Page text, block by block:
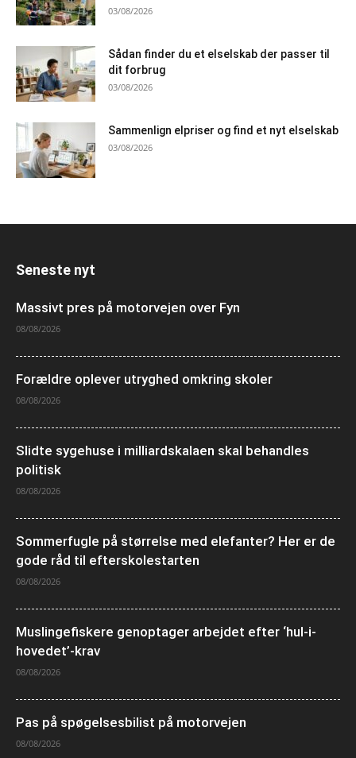
03/08/2026
Sådan finder du et elselskab der passer til
dit forbrug
03/08/2026
Sammenlign elpriser og find et nyt elselskab
03/08/2026
Seneste nyt
Massivt pres på motorvejen over Fyn
08/08/2026
Forældre oplever utryghed omkring skoler
08/08/2026
Slidte sygehuse i milliardskalaen skal behandles
politisk
08/08/2026
Sommerfugle på størrelse med elefanter? Her er de
gode råd til efterskolestarten
08/08/2026
Muslingefiskere genoptager arbejdet efter ‘hul-i-
hovedet’-krav
08/08/2026
Pas på spøgelsesbilist på motorvejen
08/08/2026